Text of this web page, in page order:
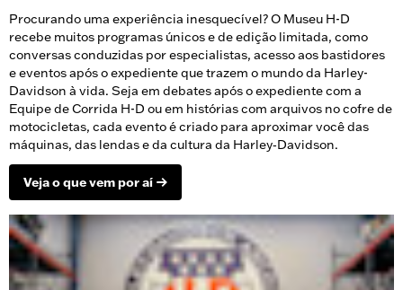
Procurando uma experiência inesquecível? O Museu H-D
recebe muitos programas únicos e de edição limitada, como
conversas conduzidas por especialistas, acesso aos bastidores
e eventos após o expediente que trazem o mundo da Harley-
Davidson à vida. Seja em debates após o expediente com a
Equipe de Corrida H-D ou em histórias com arquivos no cofre de
motocicletas, cada evento é criado para aproximar você das
máquinas, das lendas e da cultura da Harley‑Davidson.
Veja o que vem por aí